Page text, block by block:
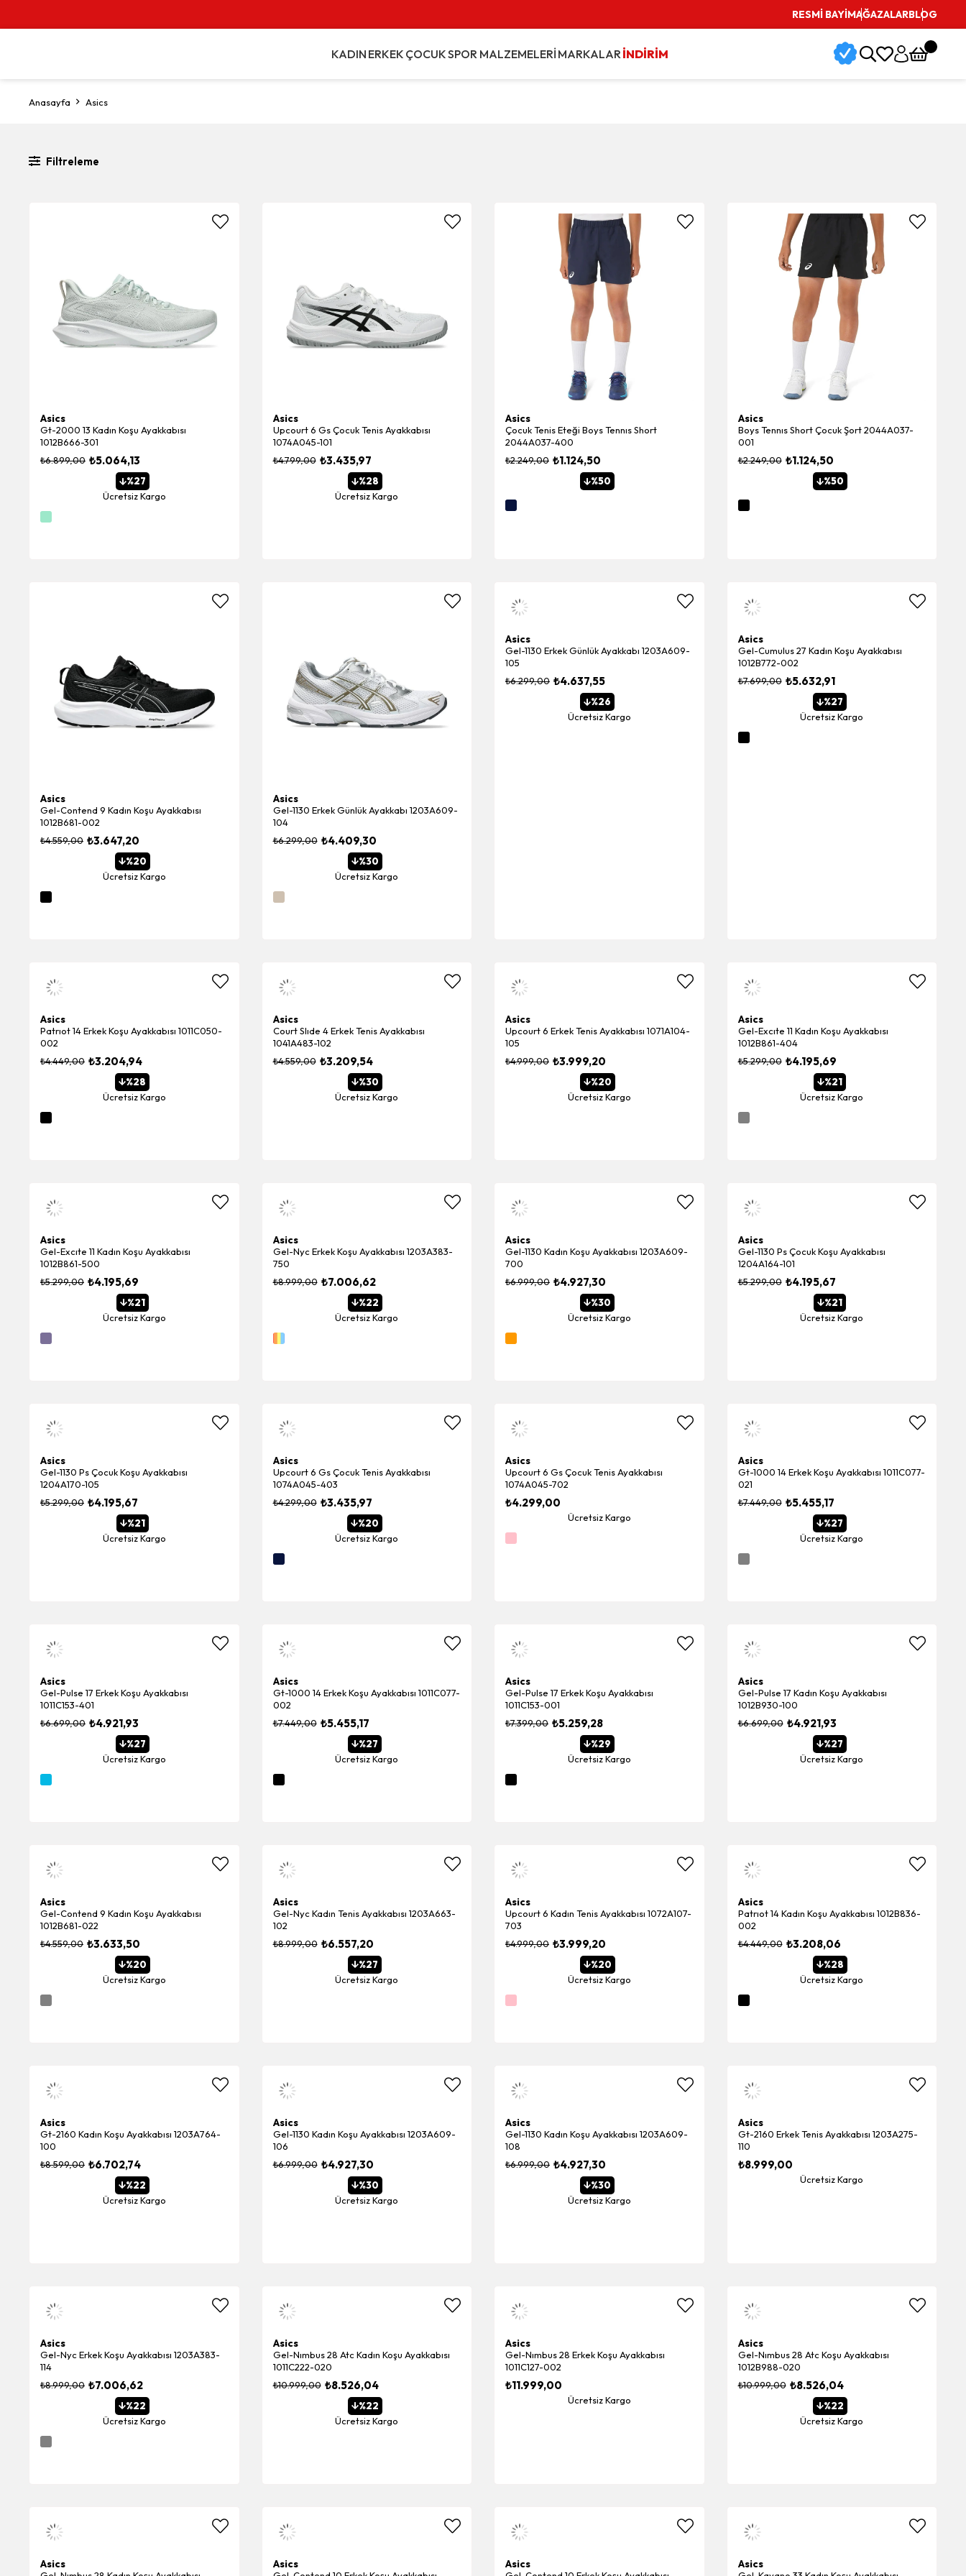
RESMİ BAYİMAĞAZALARBLOG
KADIN ERKEK ÇOCUKSPOR MALZEMELERİ MARKALARİNDİRİM
Anasayfa Asics
Filtreleme
Asics
Gt-2000 13 Kadın Koşu Ayakkabısı
1012B666-301
₺5.064,13
₺6.899,00
%27
Ücretsiz Kargo
Asics
Upcourt 6 Gs Çocuk Tenis Ayakkabısı
1074A045-101
₺3.435,97
₺4.799,00
%28
Ücretsiz Kargo
Asics
Çocuk Tenis Eteği Boys Tennıs Short
2044A037-400
₺1.124,50
₺2.249,00
%50
Asics
Boys Tennıs Short Çocuk Şort 2044A037-
001
₺1.124,50
₺2.249,00
%50
Asics
Gel-Contend 9 Kadın Koşu Ayakkabısı
1012B681-002
₺3.647,20
₺4.559,00
%20
Ücretsiz Kargo
Asics
Gel-1130 Erkek Günlük Ayakkabı 1203A609-
104
₺4.409,30
₺6.299,00
%30
Ücretsiz Kargo
Asics
Gel-1130 Erkek Günlük Ayakkabı 1203A609-
105
₺4.637,55
₺6.299,00
%26
Ücretsiz Kargo
Asics
Gel-Cumulus 27 Kadın Koşu Ayakkabısı
1012B772-002
₺5.632,91
₺7.699,00
%27
Ücretsiz Kargo
Asics
Patrıot 14 Erkek Koşu Ayakkabısı 1011C050-
002
₺3.204,94
₺4.449,00
%28
Ücretsiz Kargo
Asics
Court Slıde 4 Erkek Tenis Ayakkabısı
1041A483-102
₺3.209,54
₺4.559,00
%30
Ücretsiz Kargo
Asics
Upcourt 6 Erkek Tenis Ayakkabısı 1071A104-
105
₺3.999,20
₺4.999,00
%20
Ücretsiz Kargo
Asics
Gel-Excıte 11 Kadın Koşu Ayakkabısı
1012B861-404
₺4.195,69
₺5.299,00
%21
Ücretsiz Kargo
Asics
Gel-Excıte 11 Kadın Koşu Ayakkabısı
1012B861-500
₺4.195,69
₺5.299,00
%21
Ücretsiz Kargo
Asics
Gel-Nyc Erkek Koşu Ayakkabısı 1203A383-
750
₺7.006,62
₺8.999,00
%22
Ücretsiz Kargo
Asics
Gel-1130 Kadın Koşu Ayakkabısı 1203A609-
700
₺4.927,30
₺6.999,00
%30
Ücretsiz Kargo
Asics
Gel-1130 Ps Çocuk Koşu Ayakkabısı
1204A164-101
₺4.195,67
₺5.299,00
%21
Ücretsiz Kargo
Asics
Gel-1130 Ps Çocuk Koşu Ayakkabısı
1204A170-105
₺4.195,67
₺5.299,00
%21
Ücretsiz Kargo
Asics
Upcourt 6 Gs Çocuk Tenis Ayakkabısı
1074A045-403
₺3.435,97
₺4.299,00
%20
Ücretsiz Kargo
Asics
Upcourt 6 Gs Çocuk Tenis Ayakkabısı
1074A045-702
₺4.299,00
Ücretsiz Kargo
Asics
Gt-1000 14 Erkek Koşu Ayakkabısı 1011C077-
021
₺5.455,17
₺7.449,00
%27
Ücretsiz Kargo
Asics
Gel-Pulse 17 Erkek Koşu Ayakkabısı
1011C153-401
₺4.921,93
₺6.699,00
%27
Ücretsiz Kargo
Asics
Gt-1000 14 Erkek Koşu Ayakkabısı 1011C077-
002
₺5.455,17
₺7.449,00
%27
Ücretsiz Kargo
Asics
Gel-Pulse 17 Erkek Koşu Ayakkabısı
1011C153-001
₺5.259,28
₺7.399,00
%29
Ücretsiz Kargo
Asics
Gel-Pulse 17 Kadın Koşu Ayakkabısı
1012B930-100
₺4.921,93
₺6.699,00
%27
Ücretsiz Kargo
Asics
Gel-Contend 9 Kadın Koşu Ayakkabısı
1012B681-022
₺3.633,50
₺4.559,00
%20
Ücretsiz Kargo
Asics
Gel-Nyc Kadın Tenis Ayakkabısı 1203A663-
102
₺6.557,20
₺8.999,00
%27
Ücretsiz Kargo
Asics
Upcourt 6 Kadın Tenis Ayakkabısı 1072A107-
703
₺3.999,20
₺4.999,00
%20
Ücretsiz Kargo
Asics
Patrıot 14 Kadın Koşu Ayakkabısı 1012B836-
002
₺3.208,06
₺4.449,00
%28
Ücretsiz Kargo
Asics
Gt-2160 Kadın Koşu Ayakkabısı 1203A764-
100
₺6.702,74
₺8.599,00
%22
Ücretsiz Kargo
Asics
Gel-1130 Kadın Koşu Ayakkabısı 1203A609-
106
₺4.927,30
₺6.999,00
%30
Ücretsiz Kargo
Asics
Gel-1130 Kadın Koşu Ayakkabısı 1203A609-
108
₺4.927,30
₺6.999,00
%30
Ücretsiz Kargo
Asics
Gt-2160 Erkek Tenis Ayakkabısı 1203A275-
110
₺8.999,00
Ücretsiz Kargo
Asics
Gel-Nyc Erkek Koşu Ayakkabısı 1203A383-
114
₺7.006,62
₺8.999,00
%22
Ücretsiz Kargo
Asics
Gel-Nımbus 28 Atc Kadın Koşu Ayakkabısı
1011C222-020
₺8.526,04
₺10.999,00
%22
Ücretsiz Kargo
Asics
Gel-Nımbus 28 Erkek Koşu Ayakkabısı
1011C127-002
₺11.999,00
Ücretsiz Kargo
Asics
Gel-Nımbus 28 Atc Koşu Ayakkabısı
1012B988-020
₺8.526,04
₺10.999,00
%22
Ücretsiz Kargo
Asics Asics Asics Asics